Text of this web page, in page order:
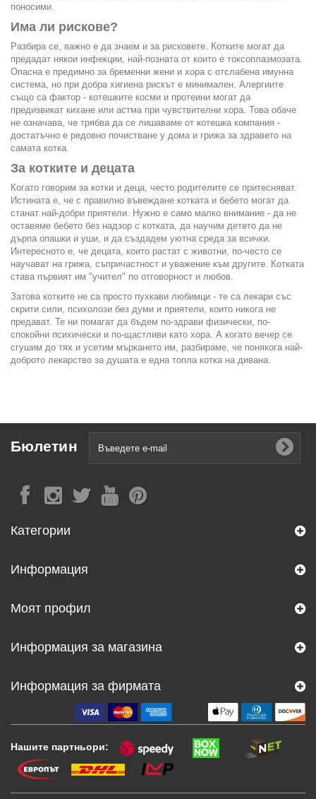
поносими.
Има ли рискове?
Разбира се, важно е да знаем и за рисковете. Котките могат да
предадат някои инфекции, най-позната от които е токсоплазмозата.
Опасна е предимно за бременни жени и хора с отслабена имунна
система, но при добра хигиена рискът е минимален. Алергиите
също са фактор - котешките косми и протеини могат да
предизвикат кихане или астма при чувствителни хора. Това обаче
не означава, че трябва да се лишаваме от котешка компания -
достатъчно е редовно почистване у дома и грижа за здравето на
самата котка.
За котките и децата
Когато говорим за котки и деца, често родителите се притесняват.
Истината е, че с правилно въвеждане котката и бебето могат да
станат най-добри приятели. Нужно е само малко внимание - да не
оставяме бебето без надзор с котката, да научим детето да не
дърпа опашки и уши, и да създадем уютна среда за всички.
Интересното е, че децата, които растат с животни, по-често се
научават на грижа, съпричастност и уважение към другите. Котката
става първият им "учител" по отговорност и любов.
Затова котките не са просто пухкави любимци - те са лекари със
скрити сили, психолози без думи и приятели, които никога не
предават. Те ни помагат да бъдем по-здрави физически, по-
спокойни психически и по-щастливи като хора. А когато вечер се
сгушим до тях и усетим мъркането им, разбираме, че понякога най-
доброто лекарство за душата е една топла котка на дивана.
Бюлетин
Категории
Информация
Моят профил
Информация за магазина
Информация за фирмата
Нашите партньори: